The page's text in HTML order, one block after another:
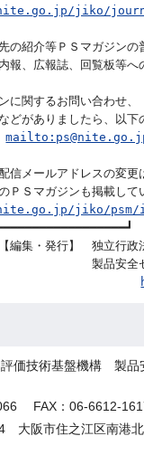
jiko/
紹介等ＰＳマガジンの
、広報誌、回覧板等へ
関するお問い合わせ、
がありましたら、以下
メールアドレスの変更
のＰＳマガジン
jiko/psm/
独立行政法人製
ンター　製
評価技術基盤機構 製
FAX：06-6612-
大阪市住之江区南港北